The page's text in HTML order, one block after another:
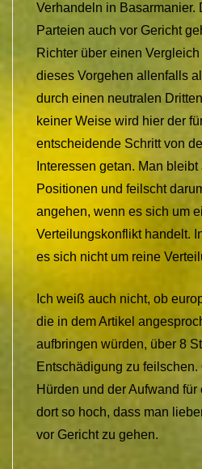
Verhandeln in Basarmanier.
Parteien auch vor Gericht
Richter über einen
dieses Vorgehen allenfalls
durch einen neutralen
keiner Weise wird hier der
entscheidende Schritt von
Interessen getan. Man
Positionen und feilscht
angehen, wenn es sich um
Verteilungskonflikt handelt.
es sich nicht um reine
Ich weiß auch nicht, ob
die in dem Artikel
aufbringen würden, über 8
Entschädigung zu
Hürden und der Aufwand
dort so hoch, dass man
vor Gericht zu gehen.